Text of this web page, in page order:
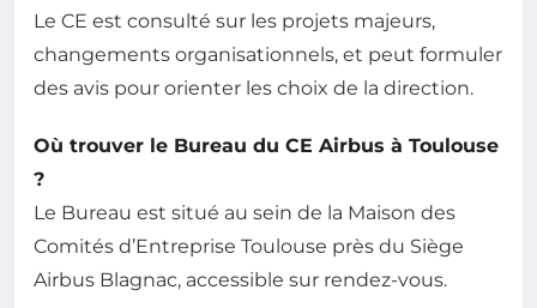
Le CE est consulté sur les projets majeurs,
changements organisationnels, et peut formuler
des avis pour orienter les choix de la direction.
Où trouver le Bureau du CE Airbus à Toulouse
?
Le Bureau est situé au sein de la Maison des
Comités d’Entreprise Toulouse près du Siège
Airbus Blagnac, accessible sur rendez-vous.